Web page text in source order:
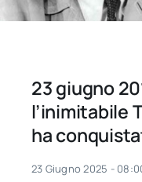
23 giugno
l’inimitabile
ha
23 Giugno 2025 -